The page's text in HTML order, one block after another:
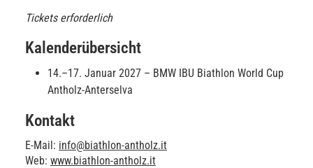
Tickets erforderlich
Kalenderübersicht
14.–17. Januar 2027 – BMW IBU Biathlon World Cup
Antholz-Anterselva
Kontakt
E-Mail: info@biathlon-antholz.it
Web: www.biathlon-antholz.it